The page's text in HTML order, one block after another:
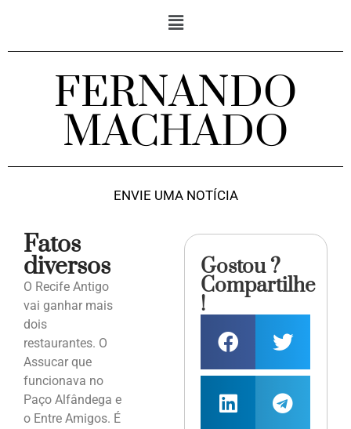
FERNANDO
MACHADO
ENVIE UMA NOTÍCIA
Fatos
diversos
O Recife Antigo
vai ganhar mais
dois
restaurantes. O
Assucar que
funcionava no
Paço Alfândega e
o Entre Amigos. É
Gostou ?
Compartilhe
!